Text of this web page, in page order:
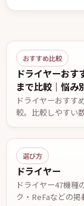
おすすめ比較
ドライヤーお
まで比較｜悩み
ドライヤーおすす
較。比較しやすい
認。
選び方
ドライヤー
ドライヤー47機種
ク・ReFaなどの掲